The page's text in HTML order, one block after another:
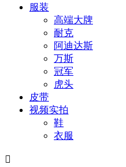
服装
高端大牌
耐克
阿迪达斯
万斯
冠军
虎头
皮带
视频实拍
鞋
衣服
